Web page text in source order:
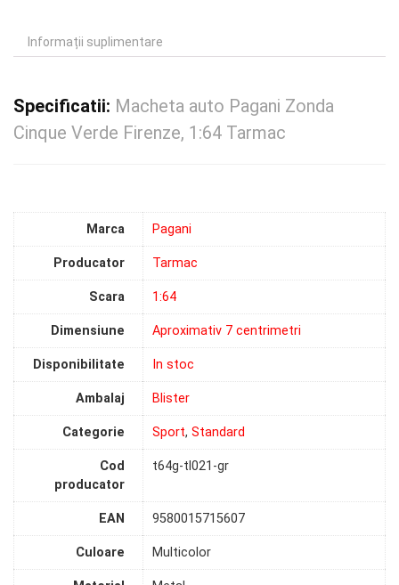
Informații suplimentare
Specificatii: Macheta auto Pagani Zonda
Cinque Verde Firenze, 1:64 Tarmac
Marca Pagani
Producator Tarmac
Scara 1:64
Dimensiune Aproximativ 7 centrimetri
Disponibilitate In stoc
Ambalaj Blister
Categorie Sport, Standard
Cod
producator
t64g-tl021-gr
EAN 9580015715607
Culoare Multicolor